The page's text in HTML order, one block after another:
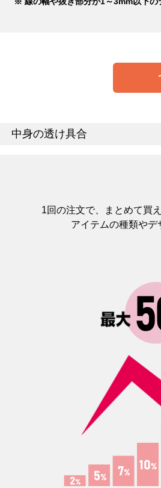
中身の透け具合
と思います。オンスが大きければ大
て見えるのが分かります。価格
どは、4オンスで作っているもの
薄手
て見
厚く
っ
す
販
た
1回の注文で、まとめて買
アイテムの種類やデ